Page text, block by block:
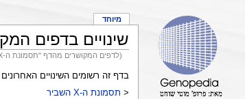
שינויים בדפים
(לדפים המקושרים מהדף "תסמונת ה-X השביר")
בדף זה רשומים השינויים
< תסמונת ה-X השביר
מיוחד